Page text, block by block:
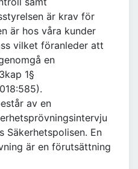
är krav för
är hos våra kunder
vilket föranleder att
en
1§
av en
Säkerhetspolisen. En
är en förutsättning